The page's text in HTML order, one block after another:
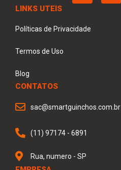
LINKS UTEIS
Políticas de Privacidade
Termos de Uso
Blog
CONTATOS
sac@smartguinchos.com.br
(11) 97174 - 6891
Rua, numero - SP